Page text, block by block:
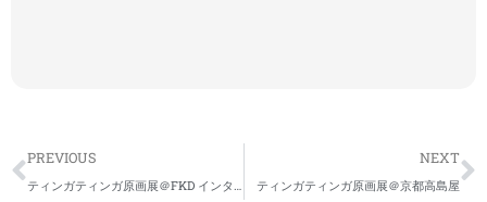
Prev
PREVIOUS NEXT
ティンガティンガ原画展＠京都高島屋